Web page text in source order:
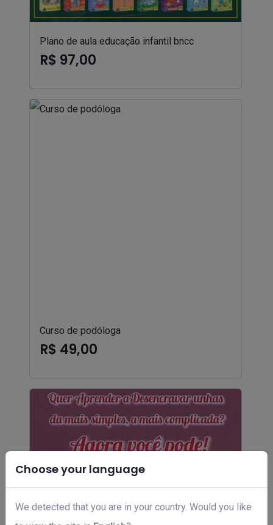
Choose your language
We detected that you are in your country. Would you like
Plano de aula educação infantil bncc
R$ 97,00
Curso de podóloga
R$ 49,00